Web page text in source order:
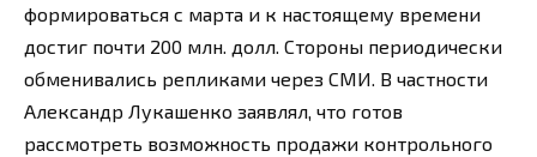
формироваться с марта и к настоящему времени
достиг почти 200 млн. долл. Стороны периодически
обменивались репликами через СМИ. В частности
Александр Лукашенко заявлял, что готов
рассмотреть возможность продажи контрольного